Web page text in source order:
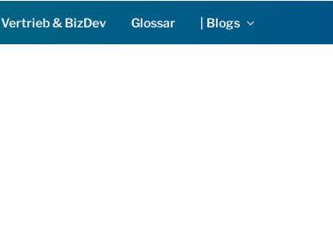
Vertrieb & BizDev Glossar | Blogs